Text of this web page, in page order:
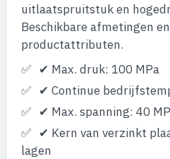
uitlaatspruitstuk en
Beschikbare afmetingen
productattributen.
✔ Max. druk: 100 MPa
✔ Continue
✔ Max. spanning: 40
✔ Kern van verzinkt
lagen